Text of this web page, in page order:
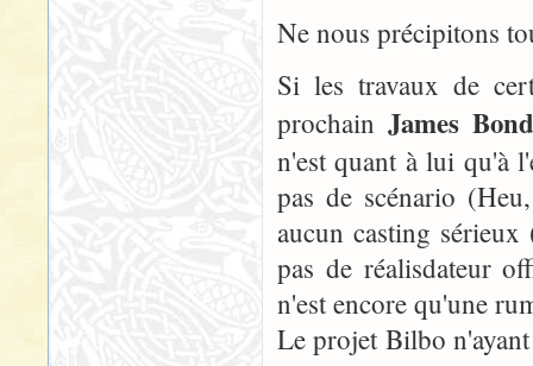
Ne nous précipitons
Si les travaux de
prochain James Bond
n'est quant à lui qu'à
pas de scénario
aucun casting
pas de réalisdateur
n'est encore qu'une
Le projet Bilbo